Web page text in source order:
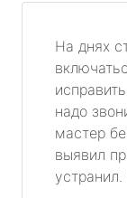
На днях
надо
мастер
выявил